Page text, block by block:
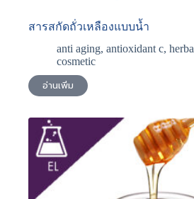
สารสกัดถั่วเหลืองแบบน้ำ
anti aging, antioxidant c,
cosmetic
อ่านเพิ่ม